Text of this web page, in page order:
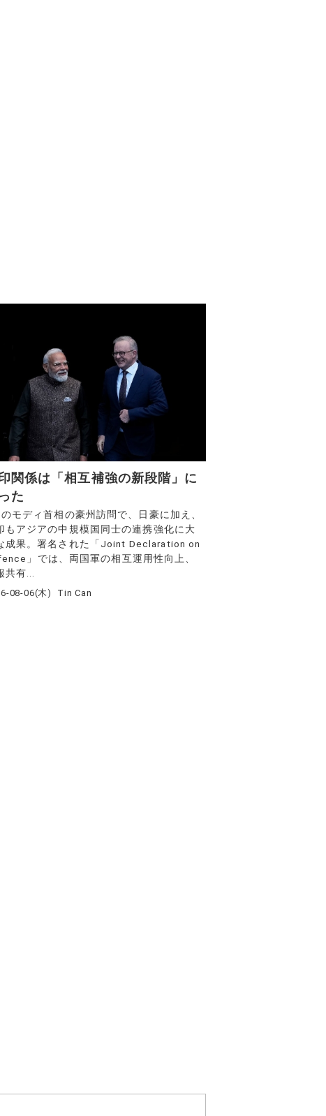
関係は「相互補強の新段階」に
た
モディ首相の豪州訪問で、日豪に加え、
もアジアの中規模国同士の連携強化に大
成果。署名された「Joint Declaration on
」では、両国軍の相互運用性向上、
共有...
08-06(木) Tin Can